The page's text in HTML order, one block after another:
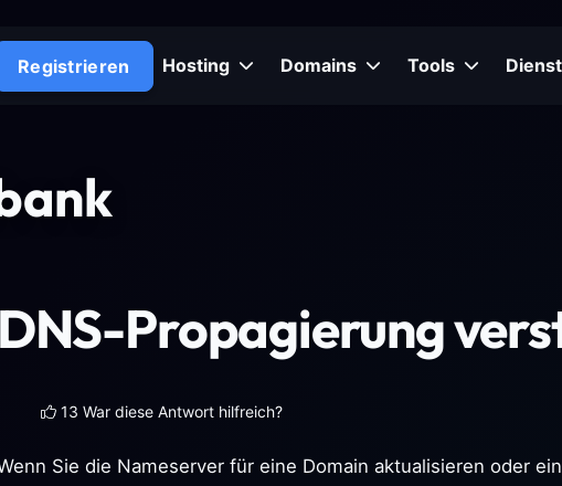
Registrieren Hosting Domains Tools
DNS-Propagierung
13 War diese Antwort hilfreich?
Sie die Nameserver für eine Domain aktualisieren oder